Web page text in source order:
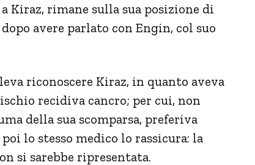
Kiraz, rimane sulla sua posizione di
avere parlato con Engin, col suo
riconoscere Kiraz, in quanto aveva
recidiva cancro; per cui, non
della sua scomparsa, preferiva
lo stesso medico lo rassicura: la
si sarebbe ripresentata.